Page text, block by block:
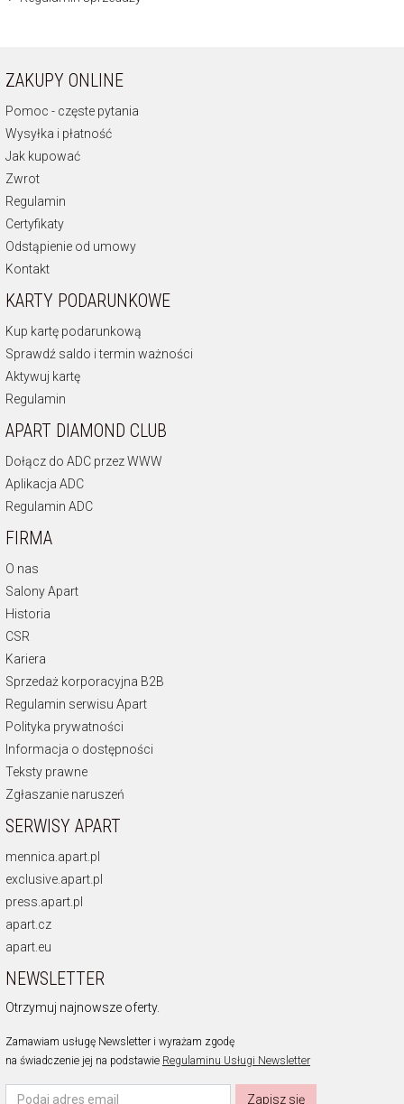
ZAKUPY ONLINE
Pomoc - częste pytania
Wysyłka i płatność
Jak kupować
Zwrot
Regulamin
Certyfikaty
Odstąpienie od umowy
Kontakt
KARTY PODARUNKOWE
Kup kartę podarunkową
Sprawdź saldo i termin ważności
Aktywuj kartę
Regulamin
APART DIAMOND CLUB
Dołącz do ADC przez WWW
Aplikacja ADC
Regulamin ADC
FIRMA
O nas
Salony Apart
Historia
CSR
Kariera
Sprzedaż korporacyjna B2B
Regulamin serwisu Apart
Polityka prywatności
Informacja o dostępności
Teksty prawne
Zgłaszanie naruszeń
SERWISY APART
mennica.apart.pl
exclusive.apart.pl
press.apart.pl
apart.cz
apart.eu
NEWSLETTER
Otrzymuj najnowsze oferty.
Zamawiam usługę Newsletter i wyrażam zgodę
na świadczenie jej na podstawie Regulaminu Usługi Newsletter
Zapisz się